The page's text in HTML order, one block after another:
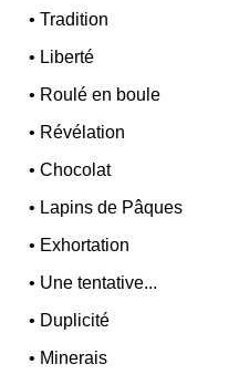
•Tradition
• Liberté
• Roulé en boule
• Révélation
•Chocolat
• Lapins de Pâques
• Exhortation
• Une tentative...
• Duplicité
• Minerais